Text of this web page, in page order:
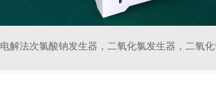
电解法次氯酸钠发生器，二氧化氯发生器，二氧化氯投加器，缓释消毒器